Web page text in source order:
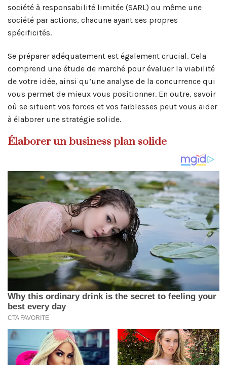
société à responsabilité limitée (SARL) ou même une
société par actions, chacune ayant ses propres
spécificités.
Se préparer adéquatement est également crucial. Cela
comprend une étude de marché pour évaluer la viabilité
de votre idée, ainsi qu’une analyse de la concurrence qui
vous permet de mieux vous positionner. En outre, savoir
où se situent vos forces et vos faiblesses peut vous aider
à élaborer une stratégie solide.
Élaborer un business plan solide